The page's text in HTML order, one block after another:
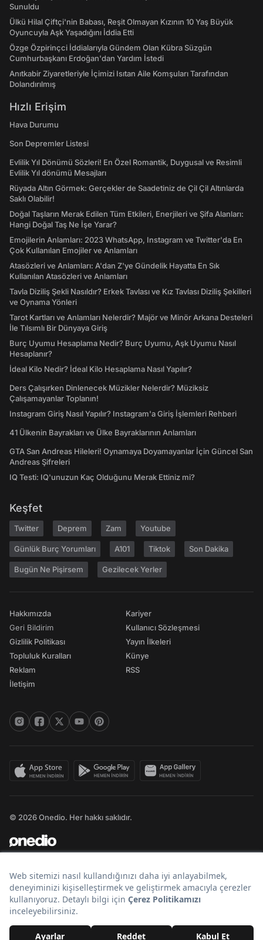
Sunuldu
Ülkü Hilal Çiftçi'nin Babası, Reşit Olmayan Kızının 10 Yaş Büyük
Oyuncuyla Aşk Yaşadığını İddia Etti
Özge Özpirinçci İddialarıyla Gündem Olan Kübra Süzgün
Cumhurbaşkanı Erdoğan'dan Yardım İstedi
Anıtkabir Ziyaretleriyle İçimizi Isıtan Aile Komşuları Tarafından
Dolandırılmış
Hızlı Erişim
Hava Durumu
Son Depremler Listesi
Evlilik Yıl Dönümü Sözleri! En Özel Romantik, Duygusal ve Resimli
Evlilik Yıl dönümü Mesajları
Rüyada Altın Görmek: Gerçekler de Saadetiniz de Çil Çil Altınlarda
Saklı Olabilir!
Doğal Taşların Merak Edilen Tüm Etkileri, Enerjileri ve Şifa Alanları:
Hangi Doğal Taş Ne İşe Yarar?
Emojilerin Anlamları: 2023 WhatsApp, Instagram ve Twitter'da En
Çok Kullanılan Emojiler ve Anlamları
Atasözleri ve Anlamları: A'dan Z'ye Gündelik Hayatta En Sık
Kullanılan Atasözleri ve Anlamları
Tavla Diziliş Şekli Nasıldır? Erkek Tavlası ve Kız Tavlası Diziliş Şekilleri
ve Oynama Yönleri
Tarot Kartları ve Anlamları Nelerdir? Majör ve Minör Arkana Desteleri
İle Tılsımlı Bir Dünyaya Giriş
Burç Uyumu Hesaplama Nedir? Burç Uyumu, Aşk Uyumu Nasıl
Hesaplanır?
İdeal Kilo Nedir? İdeal Kilo Hesaplama Nasıl Yapılır?
Ders Çalışırken Dinlenecek Müzikler Nelerdir? Müziksiz
Çalışamayanlar Toplanın!
Instagram Giriş Nasıl Yapılır? Instagram'a Giriş İşlemleri Rehberi
41 Ülkenin Bayrakları ve Ülke Bayraklarının Anlamları
GTA San Andreas Hileleri! Oynamaya Doyamayanlar İçin Güncel San
Andreas Şifreleri
IQ Testi: IQ'unuzun Kaç Olduğunu Merak Ettiniz mi?
Keşfet
Twitter Deprem Zam Youtube
Günlük Burç Yorumları A101 Tiktok Son Dakika
Bugün Ne Pişirsem Gezilecek Yerler
Hakkımızda
Geri Bildirim
Gizlilik Politikası
Topluluk Kuralları
Reklam
İletişim
Kariyer
Kullanıcı Sözleşmesi
Yayın İlkeleri
Künye
RSS
© 2026 Onedio. Her hakkı saklıdır.
Bir markasıdır.